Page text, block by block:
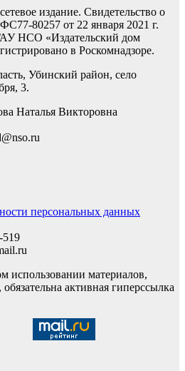
издание. Свидетельство о
80257 от 22 января 2021 г.
НСО «Издательский дом
в Роскомнадзоре.
Убинский район, село
3.
Наталья Викторовна
персональных данных
519
использовании материалов,
активная гиперссылка